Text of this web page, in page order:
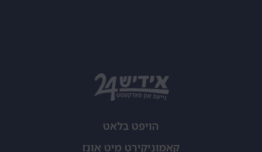
הויפט בלאט
קאמוניקירט מיט אונז